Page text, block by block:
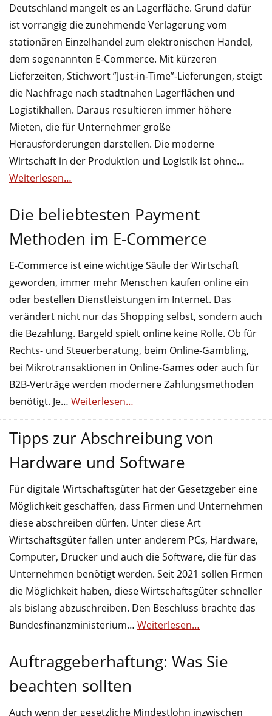
Deutschland mangelt es an Lagerfläche. Grund dafür
ist vorrangig die zunehmende Verlagerung vom
stationären Einzelhandel zum elektronischen Handel,
dem sogenannten E-Commerce. Mit kürzeren
Lieferzeiten, Stichwort ”Just-in-Time”-Lieferungen, steigt
die Nachfrage nach stadtnahen Lagerflächen und
Logistikhallen. Daraus resultieren immer höhere
Mieten, die für Unternehmer große
Herausforderungen darstellen. Die moderne
Wirtschaft in der Produktion und Logistik ist ohne…
Weiterlesen…
Die beliebtesten Payment
Methoden im E-Commerce
E-Commerce ist eine wichtige Säule der Wirtschaft
geworden, immer mehr Menschen kaufen online ein
oder bestellen Dienstleistungen im Internet. Das
verändert nicht nur das Shopping selbst, sondern auch
die Bezahlung. Bargeld spielt online keine Rolle. Ob für
Rechts- und Steuerberatung, beim Online-Gambling,
bei Mikrotransaktionen in Online-Games oder auch für
B2B-Verträge werden modernere Zahlungsmethoden
benötigt. Je… Weiterlesen…
Tipps zur Abschreibung von
Hardware und Software
Für digitale Wirtschaftsgüter hat der Gesetzgeber eine
Möglichkeit geschaffen, dass Firmen und Unternehmen
diese abschreiben dürfen. Unter diese Art
Wirtschaftsgüter fallen unter anderem PCs, Hardware,
Computer, Drucker und auch die Software, die für das
Unternehmen benötigt werden. Seit 2021 sollen Firmen
die Möglichkeit haben, diese Wirtschaftsgüter schneller
als bislang abzuschreiben. Den Beschluss brachte das
Bundesfinanzministerium… Weiterlesen…
Auftraggeberhaftung: Was Sie
beachten sollten
Auch wenn der gesetzliche Mindestlohn inzwischen